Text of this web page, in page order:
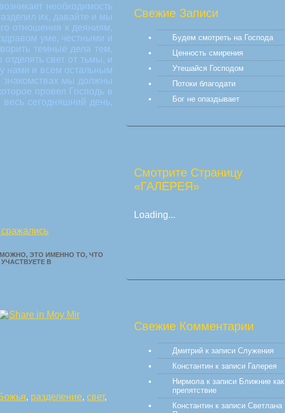
необходимость
их, давайте и мы
отношения к деяниям,
уме, честными и
темные дела тем,
свет от тьмы, и
нами и всем остальным
знакомствах мы должны
провел Господь в
сегодняшний день,
ЭТО ИМЕННО ТО, ЧТО
В
, разделение,свет,
Свежие Записи
Будем смотреть на Господа
Ценность смирения
Утешайся Господом
Потоки благодати
Бог не опаздывает
Смотрите Страницу
«ГАЛЕРЕЯ»
Loading...
Свежие Комментарии
Дмитрийк записи Служения
Константинк записи Галерея
Нирмолак записи Ближние как
препятствие
Константинк записи Светлана